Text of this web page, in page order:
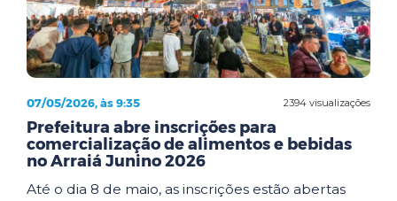
2394 visualizações
07/05/2026, às 9:35
Prefeitura abre inscrições para
comercialização de alimentos e bebidas
no Arraiá Junino 2026
Até o dia 8 de maio, as inscrições estão abertas